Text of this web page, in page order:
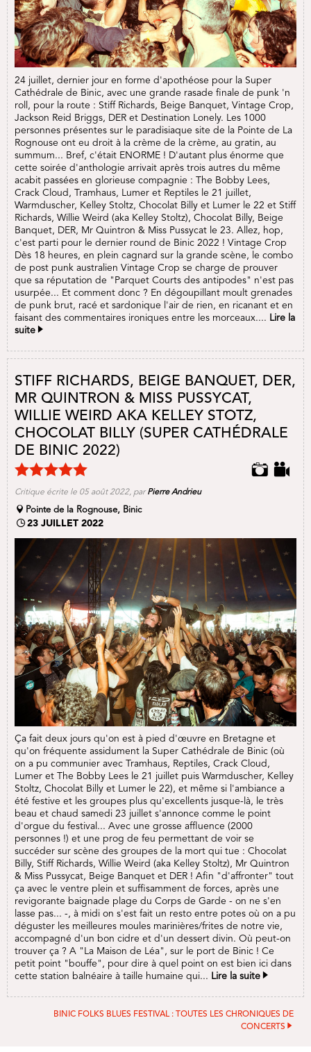
24 juillet, dernier jour en forme d'apothéose pour la Super
Cathédrale de Binic, avec une grande rasade finale de punk 'n
roll, pour la route : Stiff Richards, Beige Banquet, Vintage Crop,
Jackson Reid Briggs, DER et Destination Lonely. Les 1000
personnes présentes sur le paradisiaque site de la Pointe de La
Rognouse ont eu droit à la crème de la crème, au gratin, au
summum... Bref, c'était ENORME ! D'autant plus énorme que
cette soirée d'anthologie arrivait après trois autres du même
acabit passées en glorieuse compagnie : The Bobby Lees,
Crack Cloud, Tramhaus, Lumer et Reptiles le 21 juillet,
Warmduscher, Kelley Stoltz, Chocolat Billy et Lumer le 22 et Stiff
Richards, Willie Weird (aka Kelley Stoltz), Chocolat Billy, Beige
Banquet, DER, Mr Quintron & Miss Pussycat le 23. Allez, hop,
c'est parti pour le dernier round de Binic 2022 ! Vintage Crop
Dès 18 heures, en plein cagnard sur la grande scène, le combo
de post punk australien Vintage Crop se charge de prouver
que sa réputation de "Parquet Courts des antipodes" n'est pas
usurpée... Et comment donc ? En dégoupillant moult grenades
de punk brut, racé et sardonique l'air de rien, en ricanant et en
faisant des commentaires ironiques entre les morceaux.... Lire la
suite
STIFF RICHARDS, BEIGE BANQUET, DER,
MR QUINTRON & MISS PUSSYCAT,
WILLIE WEIRD AKA KELLEY STOTZ,
CHOCOLAT BILLY (SUPER CATHÉDRALE
DE BINIC 2022)
Critique écrite le 05 août 2022, parPierre Andrieu
Pointe de la Rognouse, Binic
23 JUILLET 2022
Ça fait deux jours qu'on est à pied d'œuvre en Bretagne et
qu'on fréquente assidument la Super Cathédrale de Binic (où
on a pu communier avec Tramhaus, Reptiles, Crack Cloud,
Lumer et The Bobby Lees le 21 juillet puis Warmduscher, Kelley
Stoltz, Chocolat Billy et Lumer le 22), et même si l'ambiance a
été festive et les groupes plus qu'excellents jusque-là, le très
beau et chaud samedi 23 juillet s'annonce comme le point
d'orgue du festival... Avec une grosse affluence (2000
personnes !) et une prog de feu permettant de voir se
succéder sur scène des groupes de la mort qui tue : Chocolat
Billy, Stiff Richards, Willie Weird (aka Kelley Stoltz), Mr Quintron
& Miss Pussycat, Beige Banquet et DER ! Afin "d'affronter" tout
ça avec le ventre plein et suffisamment de forces, après une
revigorante baignade plage du Corps de Garde - on ne s'en
lasse pas... -, à midi on s'est fait un resto entre potes où on a pu
déguster les meilleures moules marinières/frites de notre vie,
accompagné d'un bon cidre et d'un dessert divin. Où peut-on
trouver ça ? A "La Maison de Léa", sur le port de Binic ! Ce
petit point "bouffe", pour dire à quel point on est bien ici dans
cette station balnéaire à taille humaine qui... Lire la suite
BINIC FOLKS BLUES FESTIVAL : TOUTES LES CHRONIQUES DE
CONCERTS